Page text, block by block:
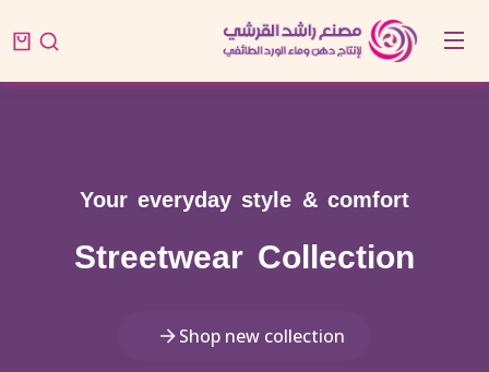
Your everyday style & comfort
Streetwear Collection
Shop new collection